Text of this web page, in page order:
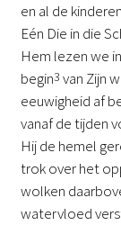
en al de
Eén Die in die
Hem lezen we in
begin3 van Zijn
eeuwigheid af
vanaf de tijden
Hij de hemel
trok over het
wolken
watervloed